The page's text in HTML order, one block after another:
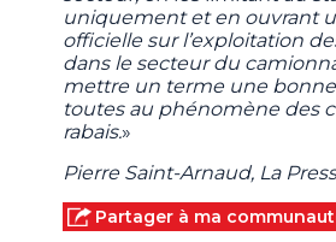
uniquement et en ouvrant
officielle sur l’exploitation
dans le secteur du
mettre un terme une
toutes au phénomène des
rabais.»
Pierre Saint-Arnaud, La
Partager à ma